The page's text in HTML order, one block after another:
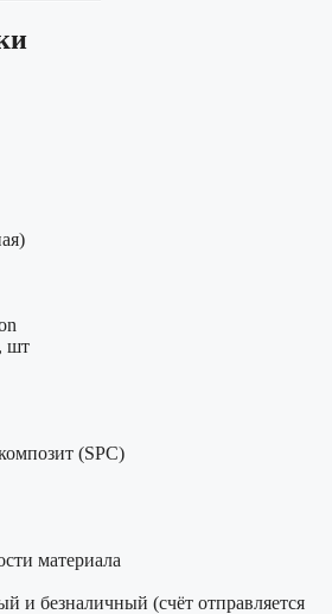
шт
(SPC)
материала
и безналичный (счёт отправляется